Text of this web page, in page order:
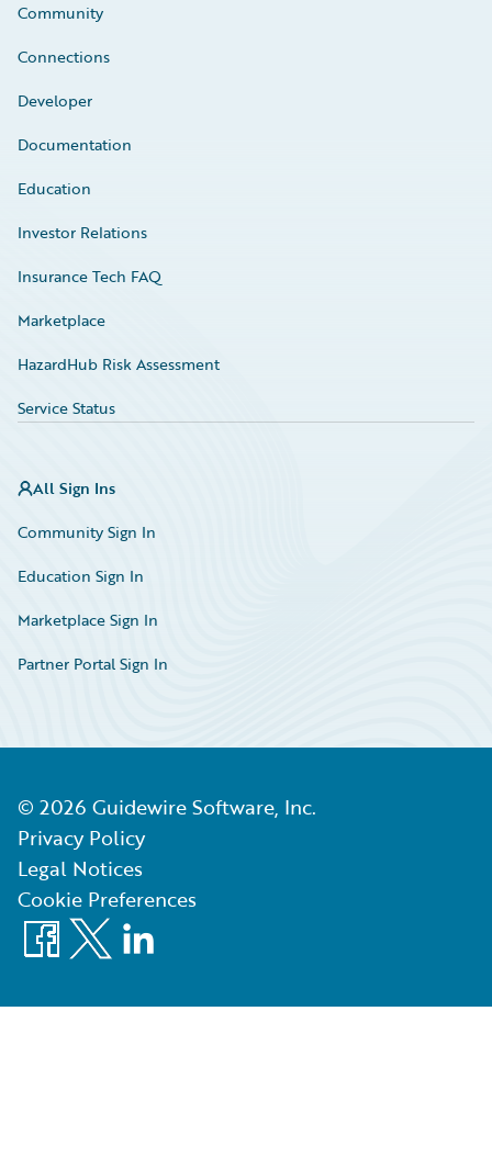
Community
Connections
Developer
Documentation
Education
Investor Relations
Insurance Tech FAQ
Marketplace
HazardHub Risk Assessment
Service Status
All Sign Ins
Community Sign In
Education Sign In
Marketplace Sign In
Partner Portal Sign In
© 2026 Guidewire Software, Inc.
Privacy Policy
Legal Notices
Cookie Preferences
Facebook
X LinkedIn